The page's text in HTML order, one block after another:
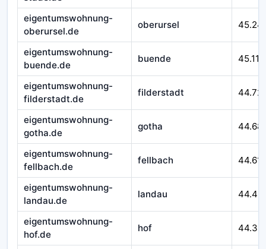
eigentumswohnung-
oberursel.de
oberursel
eigentumswohnung-
buende.de
buende 45.116
eigentumswohnung-
filderstadt.de
filderstadt 44.721
eigentumswohnung-
gotha.de
gotha
eigentumswohnung-
fellbach.de
fellbach 44.611
eigentumswohnung-
landau.de
landau
eigentumswohnung-
hof.de
hof